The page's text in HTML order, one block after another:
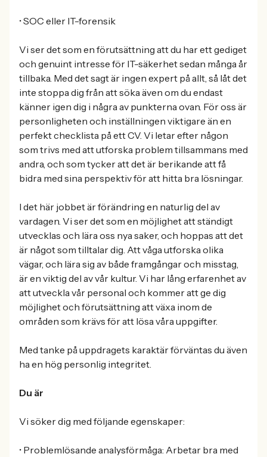
• SOC eller IT-forensik
Vi ser det som en förutsättning att du har ett gediget
och genuint intresse för IT-säkerhet sedan många år
tillbaka. Med det sagt är ingen expert på allt, så låt det
inte stoppa dig från att söka även om du endast
känner igen dig i några av punkterna ovan. För oss är
personligheten och inställningen viktigare än en
perfekt checklista på ett CV. Vi letar efter någon
som trivs med att utforska problem tillsammans med
andra, och som tycker att det är berikande att få
bidra med sina perspektiv för att hitta bra lösningar.
I det här jobbet är förändring en naturlig del av
vardagen. Vi ser det som en möjlighet att ständigt
utvecklas och lära oss nya saker, och hoppas att det
är något som tilltalar dig. Att våga utforska olika
vägar, och lära sig av både framgångar och misstag,
är en viktig del av vår kultur. Vi har lång erfarenhet av
att utveckla vår personal och kommer att ge dig
möjlighet och förutsättning att växa inom de
områden som krävs för att lösa våra uppgifter.
Med tanke på uppdragets karaktär förväntas du även
ha en hög personlig integritet.
Du är
Vi söker dig med följande egenskaper:
• Problemlösande analysförmåga: Arbetar bra med